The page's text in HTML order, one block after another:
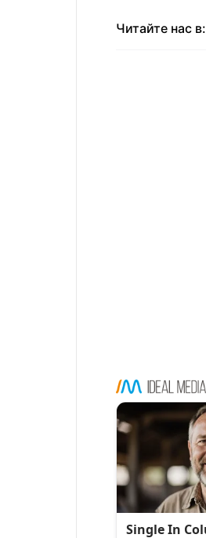
Читайте нас в: